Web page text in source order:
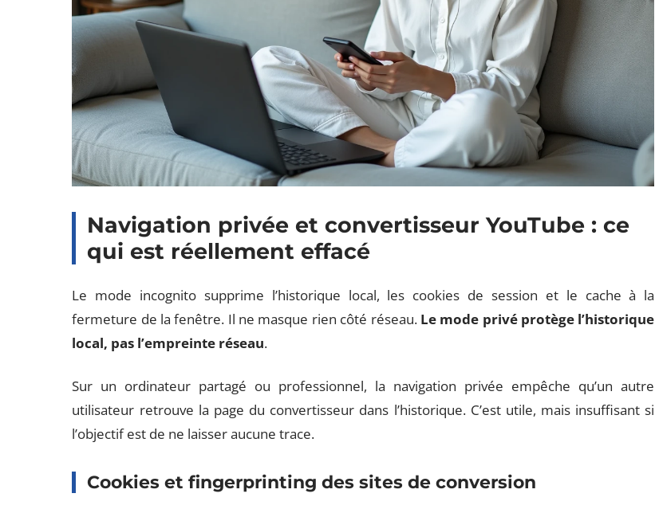
Navigation privée et convertisseur YouTube : ce
qui est réellement effacé
Le mode incognito supprime l’historique local, les cookies de session et le cache à la
fermeture de la fenêtre. Il ne masque rien côté réseau. Le mode privé protège l’historique
local, pas l’empreinte réseau.
Sur un ordinateur partagé ou professionnel, la navigation privée empêche qu’un autre
utilisateur retrouve la page du convertisseur dans l’historique. C’est utile, mais insuffisant si
l’objectif est de ne laisser aucune trace.
Cookies et fingerprinting des sites de conversion